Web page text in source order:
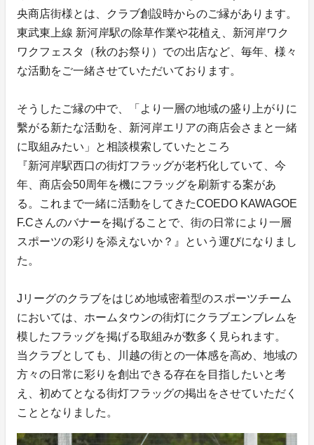
央商店街様とは、クラブ創設時からのご縁があります。
東武東上線 新河岸駅の除草作業や花植え、新河岸ワク
ワクフェスタ（秋のお祭り）での出店など、毎年、様々
な活動をご一緒させていただいております。
そうしたご縁の中で、「より一層の地域の盛り上がりに
繫がる新たな活動を、新河岸エリアの商店会さまと一緒
に取組みたい」と相談模索していたところ
『新河岸駅西口の街灯フラッグが老朽化していて、今
年、商店会50周年を機にフラッグを刷新する案があ
る。これまで一緒に活動をしてきたCOEDO KAWAGOE
F.Cさんのバナーを掲げることで、街の日常により一層
スポーツの彩りを添えないか？』という運びになりまし
た。
Jリーグのクラブをはじめ地域密着型のスポーツチーム
においては、ホームタウンの街灯にクラブエンブレムを
模したフラッグを掲げる取組みが数多く見られます。
当クラブとしても、川越の街との一体感を高め、地域の
方々の日常に彩りを創出できる存在を目指したいと考
え、初めてとなる街灯フラッグの掲出をさせていただく
こととなりました。